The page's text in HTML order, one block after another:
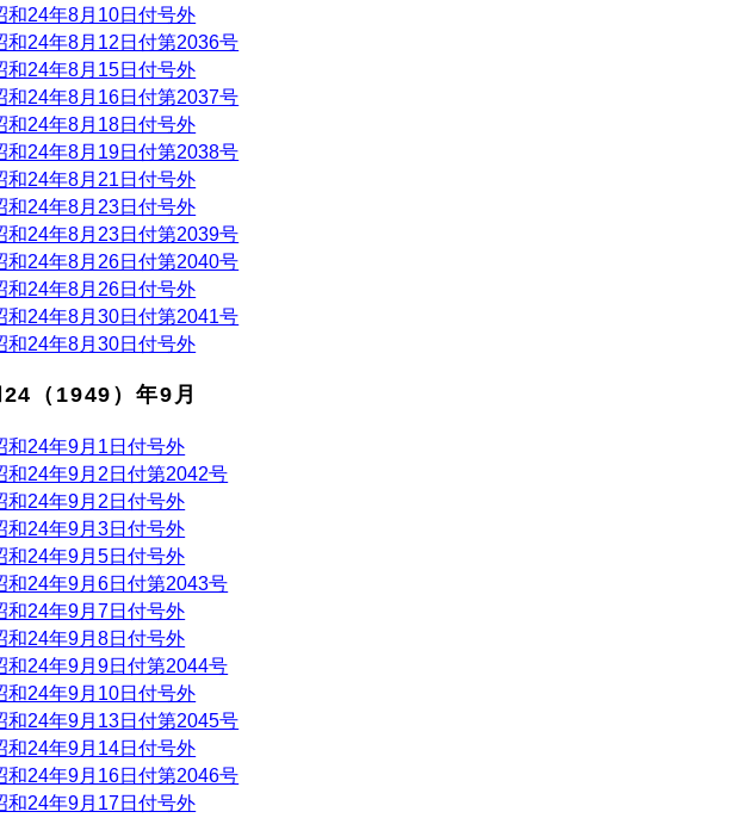
和24年8月10日付号外
和24年8月12日付第2036号
和24年8月15日付号外
和24年8月16日付第2037号
和24年8月18日付号外
和24年8月19日付第2038号
和24年8月21日付号外
和24年8月23日付号外
和24年8月23日付第2039号
和24年8月26日付第2040号
和24年8月26日付号外
和24年8月30日付第2041号
和24年8月30日付号外
（1949）年9月
和24年9月1日付号外
和24年9月2日付第2042号
和24年9月2日付号外
和24年9月3日付号外
和24年9月5日付号外
和24年9月6日付第2043号
和24年9月7日付号外
和24年9月8日付号外
和24年9月9日付第2044号
和24年9月10日付号外
和24年9月13日付第2045号
和24年9月14日付号外
和24年9月16日付第2046号
和24年9月17日付号外